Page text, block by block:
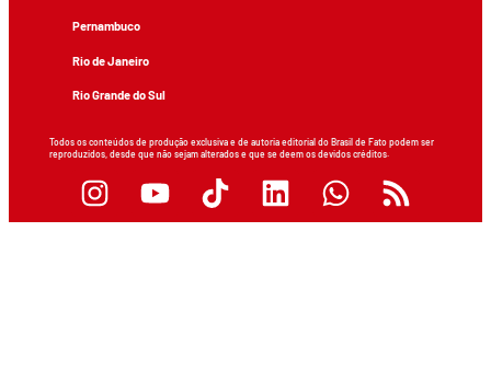
Pernambuco
Rio de Janeiro
Rio Grande do Sul
Todos os conteúdos de produção exclusiva e de autoria editorial do Brasil de Fato podem ser
reproduzidos, desde que não sejam alterados e que se deem os devidos créditos.